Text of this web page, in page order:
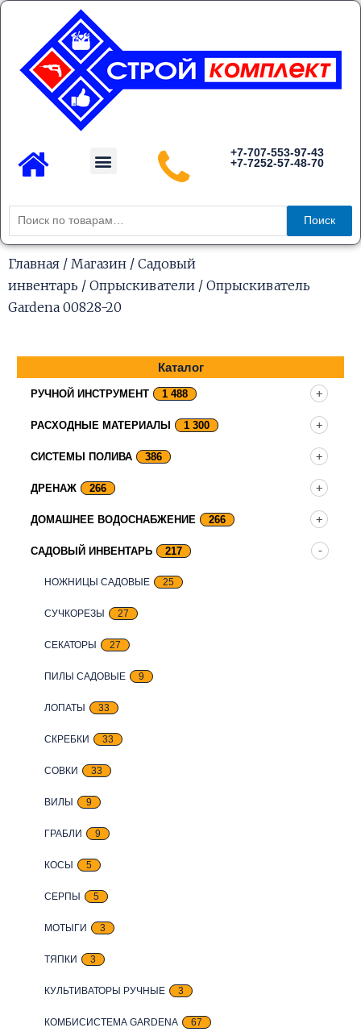
Перейти
содержимому
Menu
+7-707-553-97-43
+7-7252-57-48-70
Искать:
Поиск
Главная / Магазин / Садовый
инвентарь / Опрыскиватели / Опрыскиватель
Gardena 00828-20
Каталог
РУЧНОЙ ИНСТРУМЕНТ 1 488
РАСХОДНЫЕ МАТЕРИАЛЫ 1 300
СИСТЕМЫ ПОЛИВА 386
ДРЕНАЖ 266
ДОМАШНЕЕ ВОДОСНАБЖЕНИЕ 266
САДОВЫЙ ИНВЕНТАРЬ 217
НОЖНИЦЫ САДОВЫЕ 25
СУЧКОРЕЗЫ 27
СЕКАТОРЫ 27
ПИЛЫ САДОВЫЕ 9
ЛОПАТЫ 33
СКРЕБКИ 33
СОВКИ 33
ВИЛЫ 9
ГРАБЛИ 9
КОСЫ 5
СЕРПЫ 5
МОТЫГИ 3
ТЯПКИ 3
КУЛЬТИВАТОРЫ РУЧНЫЕ 3
КОМБИСИСТЕМА GARDENA 67